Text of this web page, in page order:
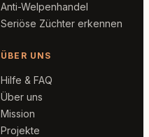
Anti-Welpenhandel
Seriöse Züchter erkennen
ÜBER UNS
Hilfe & FAQ
Über uns
Mission
Projekte